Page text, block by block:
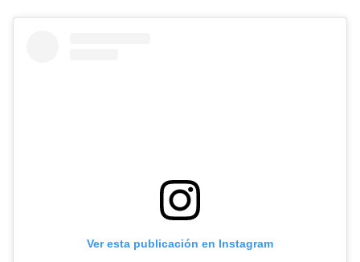
Ver esta publicación en Instagram